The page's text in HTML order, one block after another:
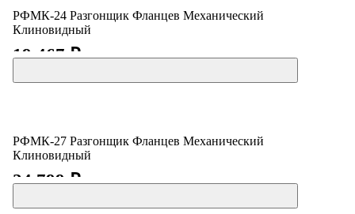
РФМК-24 Разгонщик Фланцев Механический
Клиновидный
19 467 ₽
РФМК-27 Разгонщик Фланцев Механический
Клиновидный
24 799 ₽